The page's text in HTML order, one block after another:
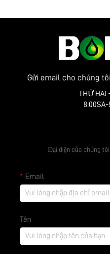
Gửi email cho chúng
THỨ HAI
Đại diện của chúng
Email
Tên